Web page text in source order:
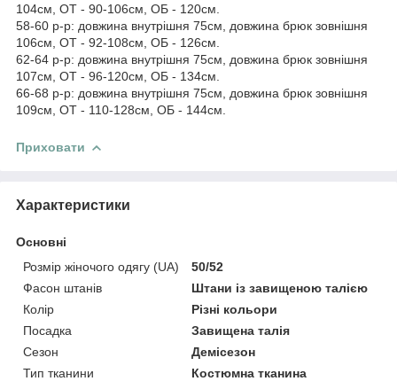
104см, ОТ - 90-106см, ОБ - 120см.
58-60 р-р: довжина внутрішня 75см, довжина брюк зовнішня
106см, ОТ - 92-108см, ОБ - 126см.
62-64 р-р: довжина внутрішня 75см, довжина брюк зовнішня
107см, ОТ - 96-120см, ОБ - 134см.
66-68 р-р: довжина внутрішня 75см, довжина брюк зовнішня
109см, ОТ - 110-128см, ОБ - 144см.
Приховати
Характеристики
Основні
Розмір жіночого одягу (UA)
50/52
Фасон штанів
Штани із завищеною талією
Колір
Різні кольори
Посадка
Завищена талія
Сезон
Демісезон
Тип тканини
Костюмна тканина